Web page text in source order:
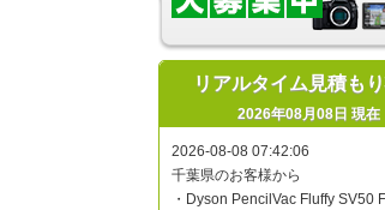
リアルタイム見積も
2026年08月08日 現在